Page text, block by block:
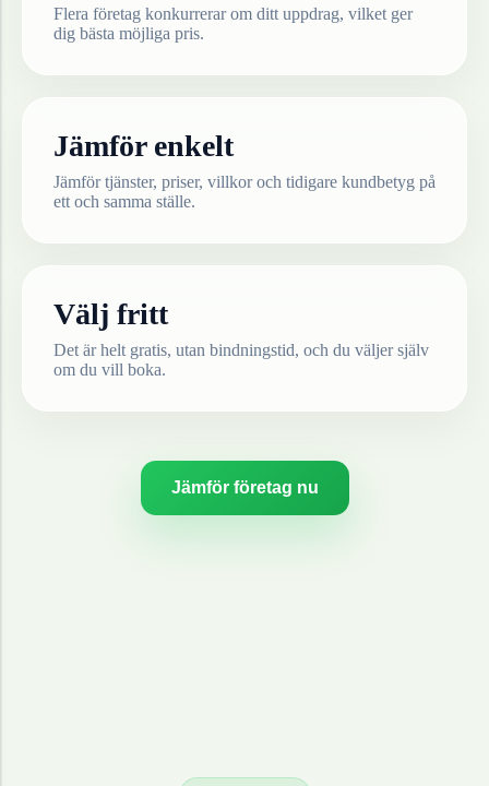
Flera företag konkurrerar om ditt uppdrag, vilket ger
dig bästa möjliga pris.
Jämför enkelt
Jämför tjänster, priser, villkor och tidigare kundbetyg på
ett och samma ställe.
Välj fritt
Det är helt gratis, utan bindningstid, och du väljer själv
om du vill boka.
Jämför företag nu